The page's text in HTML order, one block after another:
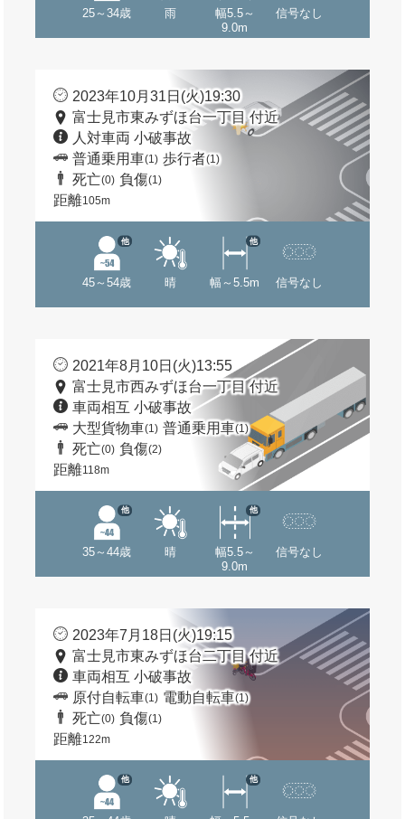
25～34歳 雨
幅5.5～
9.0m
信号なし
2023年10月31日(火)19:30
富士見市東みずほ台一丁目 付近
人対車両 小破事故
普通乗用車(1) 歩行者(1)
死亡(0) 負傷(1)
距離105m
45～54歳
他
晴 幅～5.5m
他
信号なし
2021年8月10日(火)13:55
富士見市西みずほ台一丁目 付近
車両相互 小破事故
大型貨物車(1) 普通乗用車(1)
死亡(0) 負傷(2)
距離118m
35～44歳
他
晴
幅5.5～
9.0m
他
信号なし
2023年7月18日(火)19:15
富士見市東みずほ台二丁目 付近
車両相互 小破事故
原付自転車(1) 電動自転車(1)
死亡(0) 負傷(1)
距離122m
他 他